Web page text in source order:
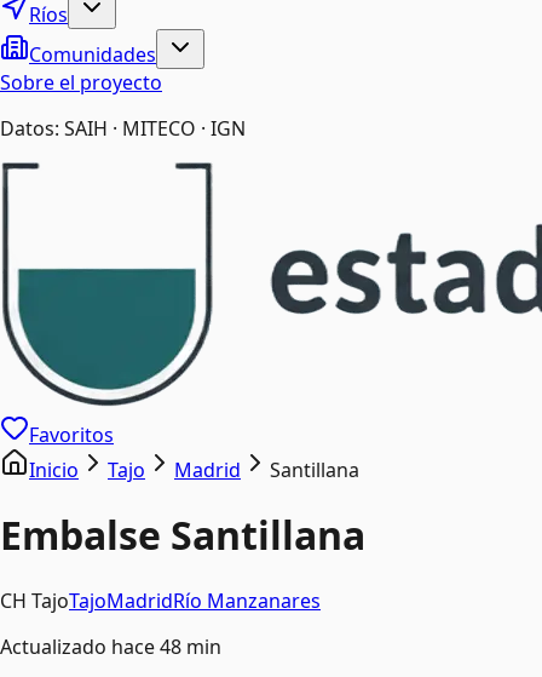
Ríos
Comunidades
Sobre el proyecto
Datos: SAIH · MITECO · IGN
Favoritos
Inicio
Tajo Madrid Santillana
Embalse Santillana
CH TajoTajoMadridRío Manzanares
Actualizado hace 48 min